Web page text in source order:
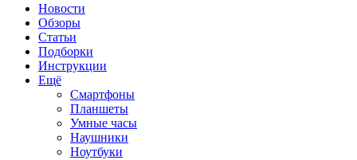
Новости
Обзоры
Статьи
Подборки
Инструкции
Ещё
Смартфоны
Планшеты
Умные часы
Наушники
Ноутбуки